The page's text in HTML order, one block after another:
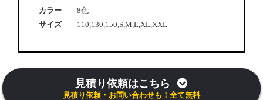
カラー
8色
サイズ
110,130,150,S,M,L,XL,XXL
見積り依頼はこちら
見積り依頼・お問い合わせも！全て無料